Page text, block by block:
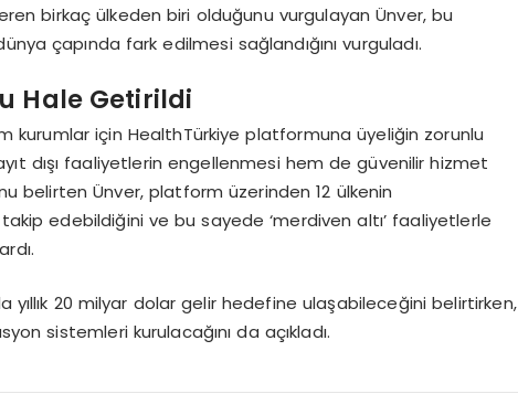
birkaç ülkeden biri olduğunu vurgulayan Ünver, bu
çapında fark edilmesi sağlandığını vurguladı.
Hale Getirildi
kurumlar için HealthTürkiye platformuna üyeliğin zorunlu
dışı faaliyetlerin engellenmesi hem de güvenilir hizmet
belirten Ünver, platform üzerinden 12 ülkenin
takip edebildiğini ve bu sayede ‘merdiven altı’ faaliyetlerle
yıllık 20 milyar dolar gelir hedefine ulaşabileceğini belirtirken,
sistemleri kurulacağını da açıkladı.